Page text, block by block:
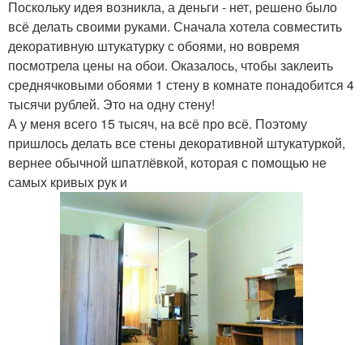
Поскольку идея возникла, а деньги - нет, решено было
всё делать своими руками. Сначала хотела совместить
декоративную штукатурку с обоями, но вовремя
посмотрела цены на обои. Оказалось, чтобы заклеить
среднячковыми обоями 1 стену в комнате понадобится 4
тысячи рублей. Это на одну стену!
А у меня всего 15 тысяч, на всё про всё. Поэтому
пришлось делать все стены декоративной штукатуркой,
вернее обычной шпатлёвкой, которая с помощью не
самых кривых рук и